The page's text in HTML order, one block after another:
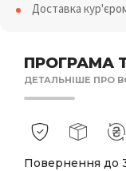
ПРОГРАМА
ДЕТАЛЬНІШЕ ПРО
Повернення до
Доставка